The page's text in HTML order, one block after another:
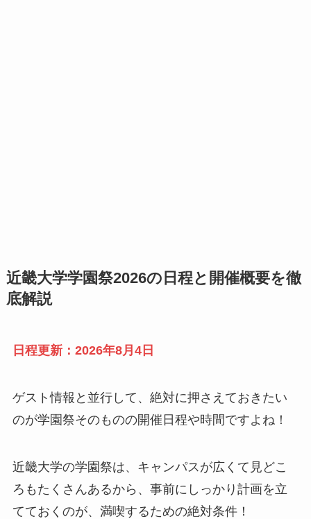
近畿大学学園祭2026の日程と開催概要を徹
底解説
日程更新：2026年8月4日
ゲスト情報と並行して、絶対に押さえておきたい
のが学園祭そのものの開催日程や時間ですよね！
近畿大学の学園祭は、キャンパスが広くて見どこ
ろもたくさんあるから、事前にしっかり計画を立
てておくのが、満喫するための絶対条件！